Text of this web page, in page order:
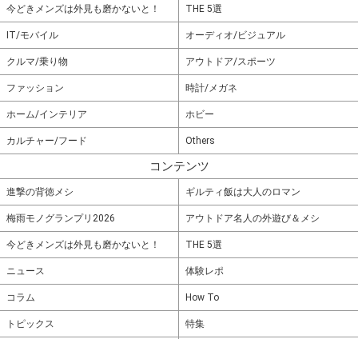
今どきメンズは外見も磨かないと！ THE 5選
IT/モバイル オーディオ/ビジュアル
クルマ/乗り物 アウトドア/スポーツ
ファッション 時計/メガネ
ホーム/インテリア ホビー
カルチャー/フード Others
コンテンツ
進撃の背徳メシ ギルティ飯は大人のロマン
梅雨モノグランプリ2026 アウトドア名人の外遊び＆メシ
今どきメンズは外見も磨かないと！ THE 5選
ニュース 体験レポ
コラム How To
トピックス 特集